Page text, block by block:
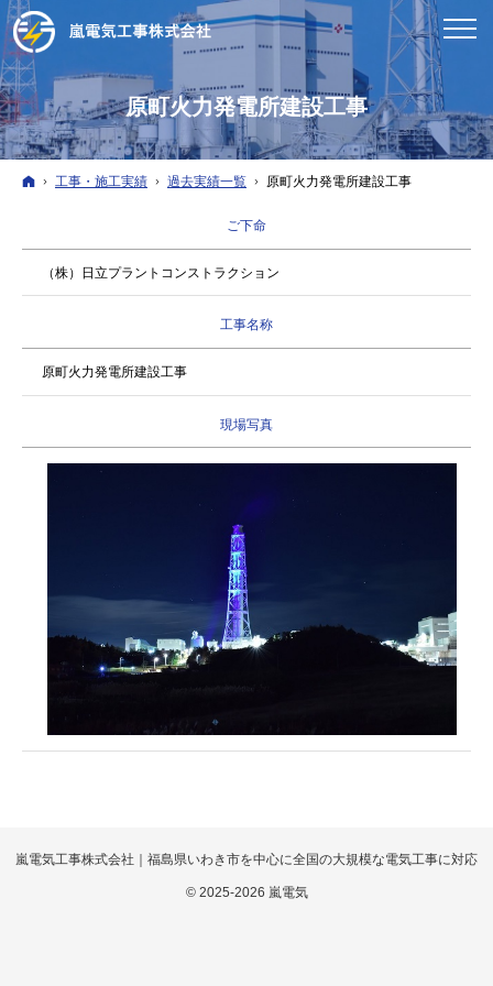
原町火力発電所建設工事
ホーム
工事・施工実績 過去実績一覧 原町火力発電所建設工事
ご下命
（株）日立プラントコンストラクション
工事名称
原町火力発電所建設工事
現場写真
© 2025-2026 嵐電気
嵐電気工事株式会社｜福島県いわき市を中心に全国の大規模な電気工事に対応